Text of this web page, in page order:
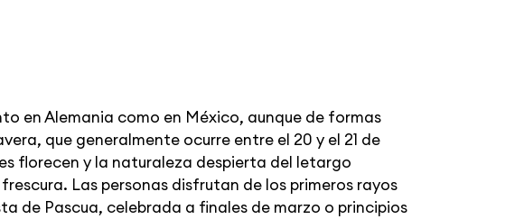
en Alemania como en México, aunque de formas
que generalmente ocurre entre el 20 y el 21 de
florecen y la naturaleza despierta del letargo
Las personas disfrutan de los primeros rayos
de Pascua, celebrada a finales de marzo o principios